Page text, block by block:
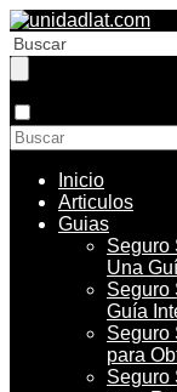
Inicio
Articulos
Guias
Seguro
Una
Seguro
Guía
Seguro
para
Seguro